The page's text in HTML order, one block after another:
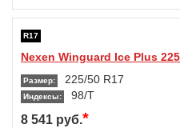
R17
Nexen Winguard Ice Plus
Размер: 225/50 R17
Индексы: 98/T
8 541 руб.*